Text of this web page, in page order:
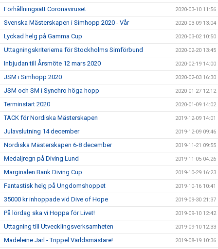
Förhållningsätt Coronaviruset 2020-03-10 11:56
Svenska Mästerskapen i Simhopp 2020 - Vår 2020-03-09 13:04
Lyckad helg på Gamma Cup 2020-03-02 10:50
Uttagningskriterierna för Stockholms Simförbund 2020-02-20 13:45
Inbjudan till Årsmöte 12 mars 2020 2020-02-19 14:00
JSM i Simhopp 2020 2020-02-03 16:30
JSM och SM i Synchro höga hopp 2020-01-27 12:12
Terminstart 2020 2020-01-09 14:02
TACK för Nordiska Mästerskapen 2019-12-09 14:01
Julavslutning 14 december 2019-12-09 09:46
Nordiska Mästerskapen 6-8 december 2019-11-21 09:55
Medaljregn på Diving Lund 2019-11-05 04:26
Marginalen Bank Diving Cup 2019-10-29 16:23
Fantastisk helg på Ungdomshoppet 2019-10-16 10:41
35000 kr inhoppade vid Dive of Hope 2019-09-30 21:37
På lördag ska vi Hoppa för Livet! 2019-09-10 12:42
Uttagning till Utvecklingsverksamheten 2019-09-10 12:33
Madeleine Jarl - Trippel Världsmästare! 2019-08-19 10:36